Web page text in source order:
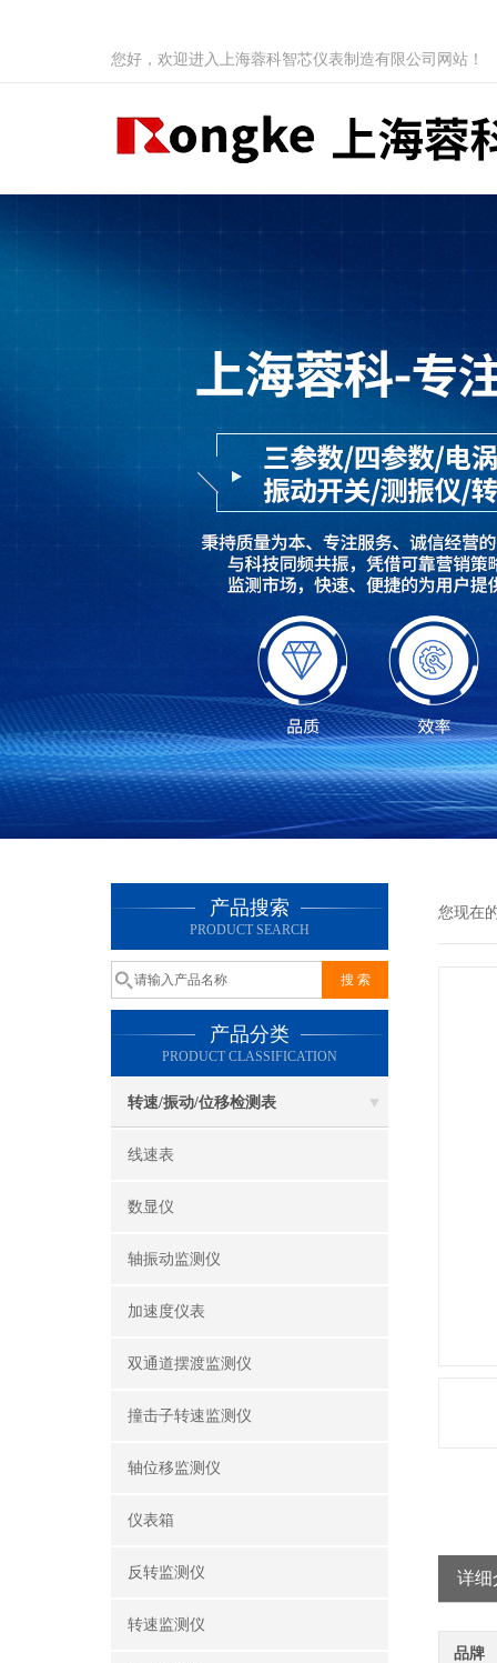
您好，欢迎进入上海蓉科智芯仪表制造有限公司网站！
产品搜索
PRODUCT SEARCH
产品分类
PRODUCT CLASSIFICATION
转速/振动/位移检测表
线速表
数显仪
轴振动监测仪
加速度仪表
双通道摆渡监测仪
撞击子转速监测仪
轴位移监测仪
仪表箱
反转监测仪
转速监测仪
您现在
详细
品牌